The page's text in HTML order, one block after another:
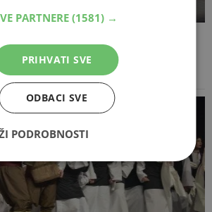
ponovna izvedba opere
PARTNERE (1581) →
PRIHVATI SVE
ODBACI SVE
PODROBNOSTI